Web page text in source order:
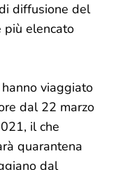
diffusione del
più elencato
viaggiato
dal 22 marzo
il che
quarantena
dal